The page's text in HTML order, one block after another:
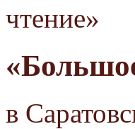
в